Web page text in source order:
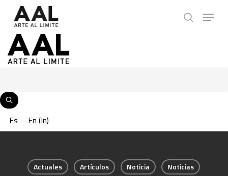
main
content
Es En (In)
search
Menu
Actuales Artículos Noticia Noticias